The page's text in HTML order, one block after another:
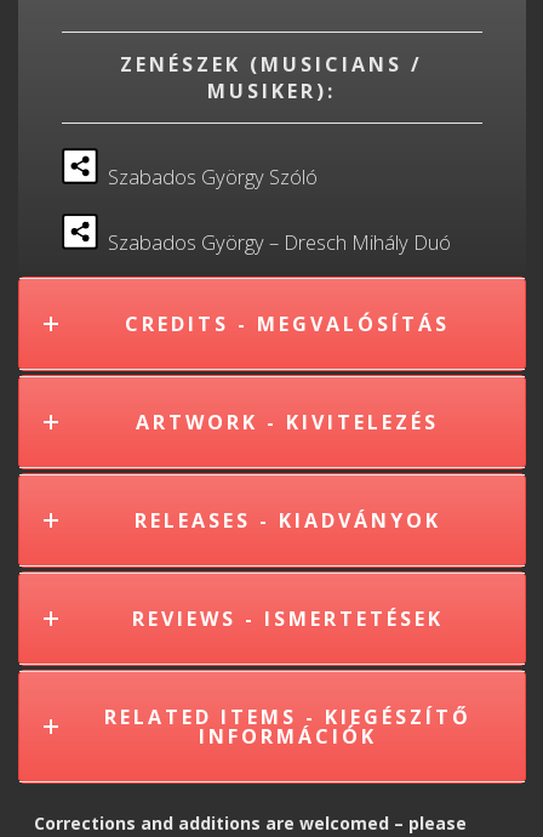
ZENÉSZEK (MUSICIANS /
MUSIKER):
Szabados György Szóló
Szabados György – Dresch Mihály Duó
CREDITS - MEGVALÓSÍTÁS
ARTWORK - KIVITELEZÉS
RELEASES - KIADVÁNYOK
REVIEWS - ISMERTETÉSEK
RELATED ITEMS - KIEGÉSZÍTŐ
INFORMÁCIÓK
Corrections and additions are welcomed – please